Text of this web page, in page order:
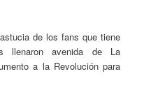
de los fans que tiene
llenaron avenida de La
a la Revolución para